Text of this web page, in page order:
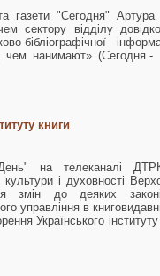
газети "Сегодня"
сектору відділу
бібліографічної
чем нанимают»
книги
на телеканалі
і духовності
змін до деяких
управління в
Українського